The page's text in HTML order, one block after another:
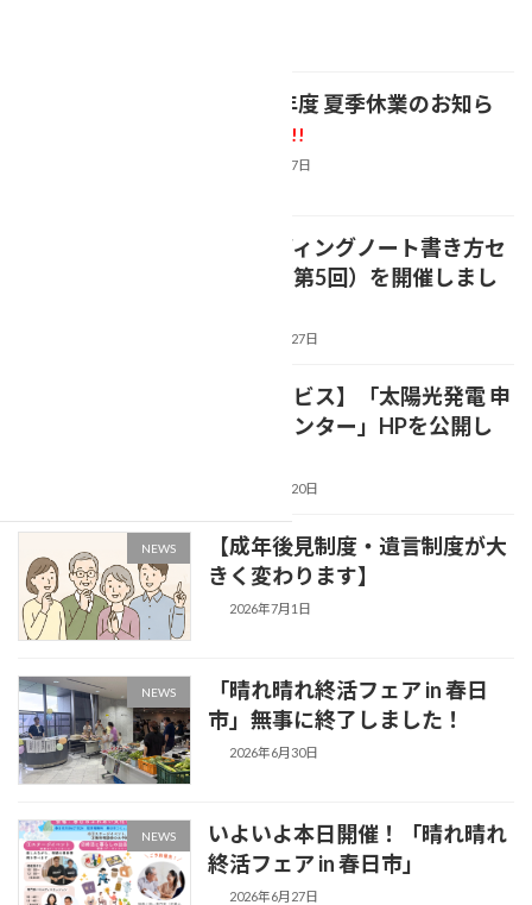
【2026年度 夏季休業のお知ら
新着!!
2026年8月7日
【エンディングノート書き方セ
ミナー（第5回）を開催しまし
2026年7月27日
【新サービス】「太陽光発電 申
請代行センター」HPを公開し
2026年7月20日
NEWS
【成年後見制度・遺言制度が大
きく変わります】
2026年7月1日
NEWS
「晴れ晴れ終活フェア in 春日
市」無事に終了しました！
2026年6月30日
NEWS
いよいよ本日開催！「晴れ晴れ
終活フェア in 春日市」
2026年6月27日